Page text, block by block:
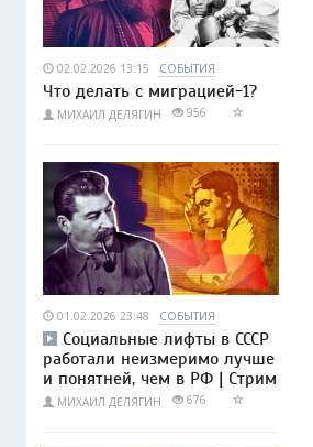
02.02.2026 13:15 СОБЫТИЯ
Что делать с миграцией-1?
МИХАИЛ ДЕЛЯГИН 956
01.02.2026 23:48 СОБЫТИЯ
Социальные лифты в СССР
работали неизмеримо лучше
и понятней, чем в РФ | Стрим
МИХАИЛ ДЕЛЯГИН 676